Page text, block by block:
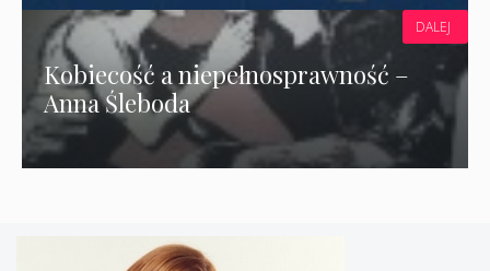
Kobiecość a niepełnosprawność –
Anna Śleboda
DALEJ